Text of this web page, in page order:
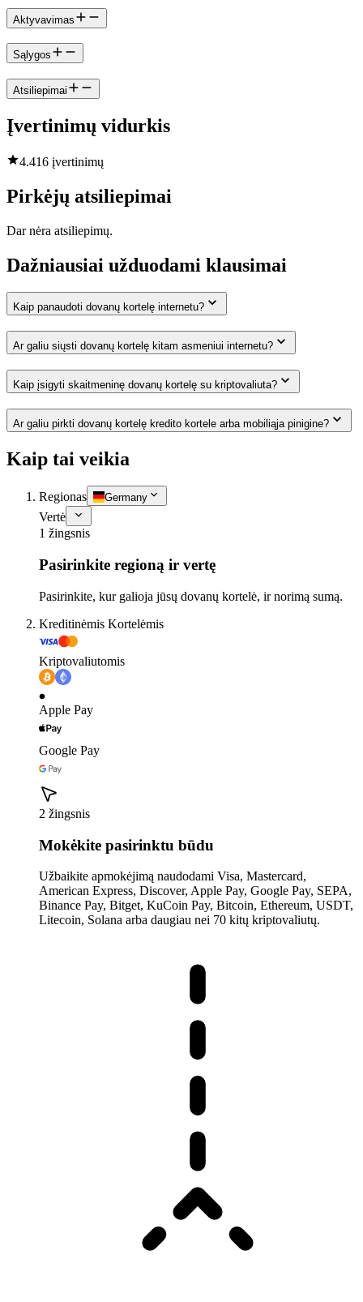
Aktyvavimas
Sąlygos
Atsiliepimai
Įvertinimų vidurkis
4.416 įvertinimų
Pirkėjų atsiliepimai
Dar nėra atsiliepimų.
Dažniausiai užduodami klausimai
Kaip panaudoti dovanų kortelę internetu?
Ar galiu siųsti dovanų kortelę kitam asmeniui internetu?
Kaip įsigyti skaitmeninę dovanų kortelę su kriptovaliuta?
Ar galiu pirkti dovanų kortelę kredito kortele arba mobiliąja pinigine?
Kaip tai veikia
Regionas Germany
Vertė
1 žingsnis
Pasirinkite regioną ir vertę
Pasirinkite, kur galioja jūsų dovanų kortelė, ir norimą sumą.
Kreditinėmis Kortelėmis
Kriptovaliutomis
Apple Pay
Google Pay
2 žingsnis
Mokėkite pasirinktu būdu
Užbaikite apmokėjimą naudodami Visa, Mastercard,
American Express, Discover, Apple Pay, Google Pay, SEPA,
Binance Pay, Bitget, KuCoin Pay, Bitcoin, Ethereum, USDT,
Litecoin, Solana arba daugiau nei 70 kitų kriptovaliutų.